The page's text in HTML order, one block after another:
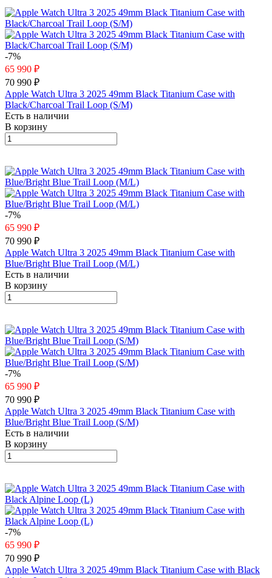
-7%
65 990 ₽
70 990 ₽
Apple Watch Ultra 3 2025 49mm Black Titanium Case with
Black/Charcoal Trail Loop (S/M)
Есть в наличии
В корзину
-7%
65 990 ₽
70 990 ₽
Apple Watch Ultra 3 2025 49mm Black Titanium Case with
Blue/Bright Blue Trail Loop (M/L)
Есть в наличии
В корзину
-7%
65 990 ₽
70 990 ₽
Apple Watch Ultra 3 2025 49mm Black Titanium Case with
Blue/Bright Blue Trail Loop (S/M)
Есть в наличии
В корзину
-7%
65 990 ₽
70 990 ₽
Apple Watch Ultra 3 2025 49mm Black Titanium Case with Black